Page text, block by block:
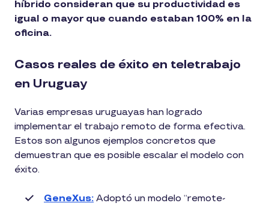
híbrido consideran que su productividad es
igual o mayor que cuando estaban 100% en la
oficina.
Casos reales de éxito en teletrabajo
en Uruguay
Varias empresas uruguayas han logrado
implementar el trabajo remoto de forma efectiva.
Estos son algunos ejemplos concretos que
demuestran que es posible escalar el modelo con
éxito.
GeneXus: Adoptó un modelo “remote-